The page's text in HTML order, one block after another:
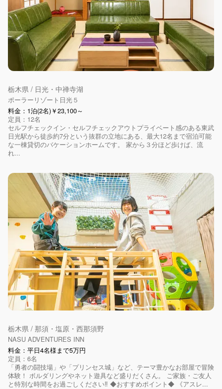
栃木県 / 日光・中禅寺湖
ポーラーリゾート日光５
料金：1泊(2名)￥23,100～
定員：12名
セルフチェックイン・セルフチェックアウトプライベート感のある東武
日光駅から徒歩約7分という抜群の立地にある、最大12名まで宿泊可能
な一棟貸切のバケーションホームです。 家から３分ほど歩けば、流
れ...
栃木県 / 那須・塩原・西那須野
NASU ADVENTURES INN
料金：平日4名様まで5万円
定員：6名
「勇者の闘技場」や「プリンセス城」など、テーマ豊かなお部屋で冒険
体験！ ボルダリングやネット遊具など盛りだくさん。 ご家族・ご友人
と特別な時間をお過ごしください‼ ◆おすすめポイント◆ 《アスレ...